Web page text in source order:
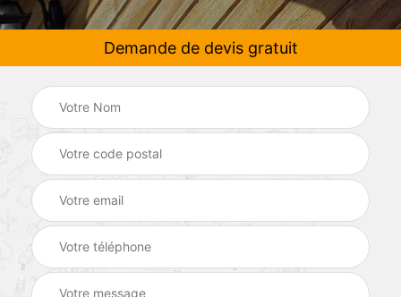
Demande de devis gratuit